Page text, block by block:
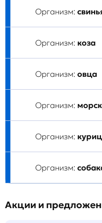
Организм:
Организм: коза
Организм: овца
Организм:
Организм:
Организм:
Акции и